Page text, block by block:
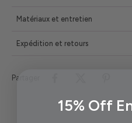
Matériaux et entretien
Expédition et retours
Partager
15% Off